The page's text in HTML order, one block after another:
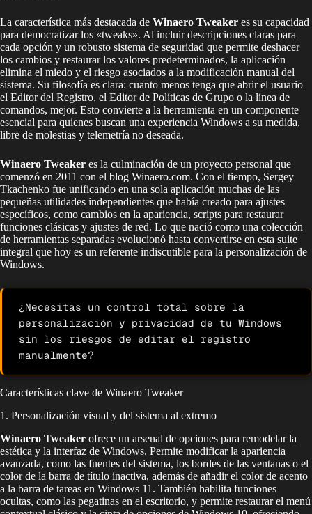
La característica más destacada de Winaero Tweaker es su capacidad
para democratizar los «tweaks». Al incluir descripciones claras para
cada opción y un robusto sistema de seguridad que permite deshacer
los cambios y restaurar los valores predeterminados, la aplicación
elimina el miedo y el riesgo asociados a la modificación manual del
sistema. Su filosofía es clara: cuanto menos tenga que abrir el usuario
el Editor del Registro, el Editor de Políticas de Grupo o la línea de
comandos, mejor. Esto convierte a la herramienta en un componente
esencial para quienes buscan una experiencia Windows a su medida,
libre de molestias y telemetría no deseada.
Winaero Tweaker es la culminación de un proyecto personal que
comenzó en 2011 con el blog Winaero.com. Con el tiempo, Sergey
Tkachenko fue unificando en una sola aplicación muchas de las
pequeñas utilidades independientes que había creado para ajustes
específicos, como cambios en la apariencia, scripts para restaurar
funciones clásicas y ajustes de red. Lo que nació como una colección
de herramientas separadas evolucionó hasta convertirse en esta suite
integral que hoy es un referente indiscutible para la personalización de
Windows.
¿Necesitas un control total sobre la
personalización y privacidad de tu Windows
sin los riesgos de editar el registro
manualmente?
Características clave de Winaero Tweaker
1. Personalización visual y del sistema al extremo
Winaero Tweaker ofrece un arsenal de opciones para remodelar la
estética y la interfaz de Windows. Permite modificar la apariencia
avanzada, como las fuentes del sistema, los bordes de las ventanas o el
color de la barra de título inactiva, además de añadir el color de acento
a la barra de tareas en Windows 11. También habilita funciones
ocultas, como las pegatinas en el escritorio, y permite restaurar el menú